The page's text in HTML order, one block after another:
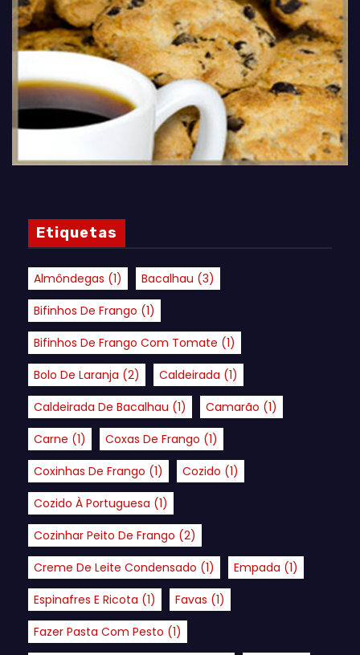
Etiquetas
Almôndegas (1) Bacalhau (3)
Bifinhos De Frango (1)
Bifinhos De Frango Com Tomate (1)
Bolo De Laranja (2) Caldeirada (1)
Caldeirada De Bacalhau (1) Camarão (1)
Carne (1) Coxas De Frango (1)
Coxinhas De Frango (1) Cozido (1)
Cozido À Portuguesa (1)
Cozinhar Peito De Frango (2)
Creme De Leite Condensado (1) Empada (1)
Espinafres E Ricota (1) Favas (1)
Fazer Pasta Com Pesto (1)